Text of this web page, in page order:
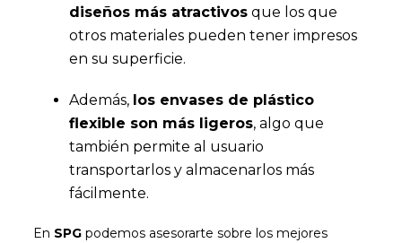
diseños más atractivos que los que
otros materiales pueden tener impresos
en su superficie.
Además, los envases de plástico
flexible son más ligeros, algo que
también permite al usuario
transportarlos y almacenarlos más
fácilmente.
En SPG podemos asesorarte sobre los mejores